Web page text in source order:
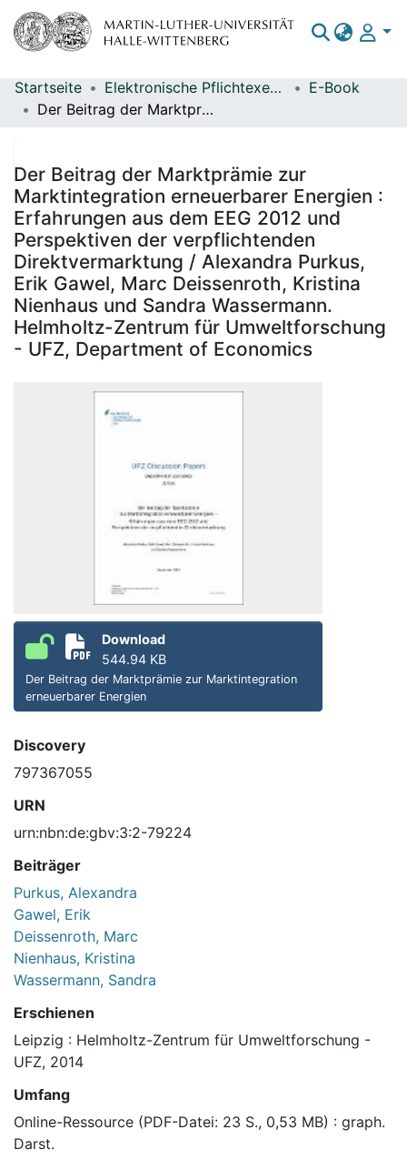
Bereiche & Sammlungen
Statistiken
Startseite Elektronische Pflichtexemplare
E-Book
Der Beitrag der Marktprämie zur Marktintegration erneuerbarer Energien : Erfahrungen aus dem EEG 2012 und Perspektiven der verpflichtenden Direktvermarktung / Alexandra Purkus, Erik Gawel, Marc Deissenroth, Kristina Nienhaus und Sandra Wassermann. Helmholtz-Zentrum für Umweltforschung - UFZ, Department of Economics
Der Beitrag der Marktprämie zur
Marktintegration erneuerbarer Energien :
Erfahrungen aus dem EEG 2012 und
Perspektiven der verpflichtenden
Direktvermarktung / Alexandra Purkus,
Erik Gawel, Marc Deissenroth, Kristina
Nienhaus und Sandra Wassermann.
Helmholtz-Zentrum für Umweltforschung
- UFZ, Department of Economics
Download
544.94 KB
Der Beitrag der Marktprämie zur Marktintegration
erneuerbarer Energien
Discovery
797367055
URN
urn:nbn:de:gbv:3:2-79224
Beiträger
Purkus, Alexandra
Gawel, Erik
Deissenroth, Marc
Nienhaus, Kristina
Wassermann, Sandra
Erschienen
Leipzig : Helmholtz-Zentrum für Umweltforschung -
UFZ, 2014
Umfang
Online-Ressource (PDF-Datei: 23 S., 0,53 MB) : graph.
Darst.